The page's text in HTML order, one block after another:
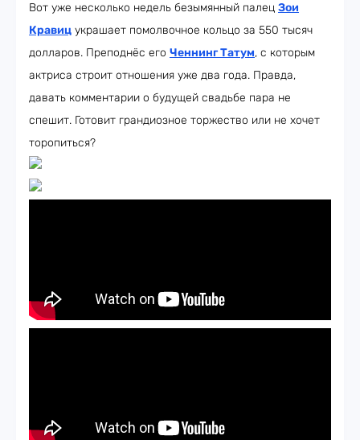
Вот уже несколько недель безымянный палец Зои
Кравиц украшает помолвочное кольцо за 550 тысяч
долларов. Преподнёс его Ченнинг Татум, с которым
актриса строит отношения уже два года. Правда,
давать комментарии о будущей свадьбе пара не
спешит. Готовит грандиозное торжество или не хочет
торопиться?